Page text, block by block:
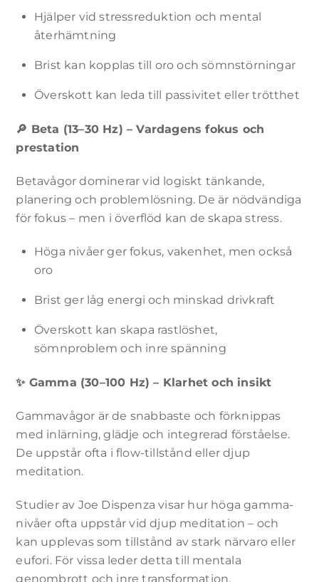
Hjälper vid stressreduktion och mental
återhämtning
Brist kan kopplas till oro och sömnstörningar
Överskott kan leda till passivitet eller trötthet
🔎 Beta (13–30 Hz) – Vardagens fokus och
prestation
Betavågor dominerar vid logiskt tänkande,
planering och problemlösning. De är nödvändiga
för fokus – men i överflöd kan de skapa stress.
Höga nivåer ger fokus, vakenhet, men också
oro
Brist ger låg energi och minskad drivkraft
Överskott kan skapa rastlöshet,
sömnproblem och inre spänning
✨Gamma (30–100 Hz) – Klarhet och insikt
Gammavågor är de snabbaste och förknippas
med inlärning, glädje och integrerad förståelse.
De uppstår ofta i flow-tillstånd eller djup
meditation.
Studier av Joe Dispenza visar hur höga gamma-
nivåer ofta uppstår vid djup meditation – och
kan upplevas som tillstånd av stark närvaro eller
eufori. För vissa leder detta till mentala
genombrott och inre transformation.
så bra som
besök. Om
dessa
cookies
vissa
att
försvinna.
Marknadsföring
Genom att dela
när du besöker
ökar du chansen
att se personligt
anpassat innehåll